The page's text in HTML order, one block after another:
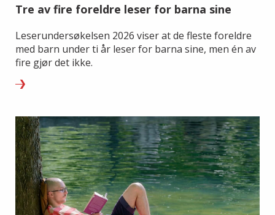
Tre av fire foreldre leser for barna sine
Leserundersøkelsen 2026 viser at de fleste foreldre
med barn under ti år leser for barna sine, men én av
fire gjør det ikke.